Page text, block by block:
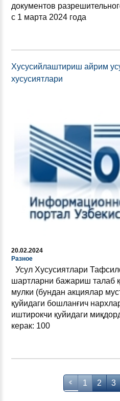
документов
с 1 марта 2024 года
Хусусийлаштириш айрим
хусусиятлари
20.02.2024
Разное
Усул Хусусиятлари
шартларни бажариш талаб
мулки (бундан акциялар
қуйидаги бошланғич
иштирокчи қуйидаги
керак: 100
1 2 3